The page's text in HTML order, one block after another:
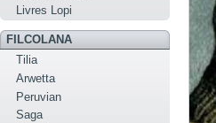
Livres Lopi
FILCOLANA
Tilia
Arwetta
Peruvian
Saga